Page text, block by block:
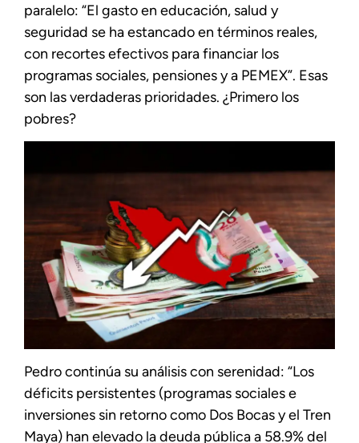
paralelo: “El gasto en educación, salud y
seguridad se ha estancado en términos reales,
con recortes efectivos para financiar los
programas sociales, pensiones y a PEMEX”. Esas
son las verdaderas prioridades. ¿Primero los
pobres?
Pedro continúa su análisis con serenidad: “Los
déficits persistentes (programas sociales e
inversiones sin retorno como Dos Bocas y el Tren
Maya) han elevado la deuda pública a 58.9% del